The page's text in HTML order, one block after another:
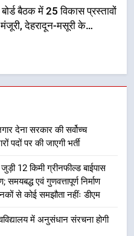
बोर्ड बैठक में 25 विकास प्रस्तावों
मंजूरी, देहरादून-मसूरी के
को मिलेगी रफ्तार
हत्याकांड के फरार चल रहे
दून पुलिस ने हरिद्वार से किया
देना सरकार की सर्वोच्च
पदों पर की जाएगी भर्ती
12 किमी ग्रीनफील्ड बाईपास
समयबद्ध एवं गुणवत्तापूर्ण निर्माण
से कोई समझौता नहींः डीएम
में अनुसंधान संरचना होगी